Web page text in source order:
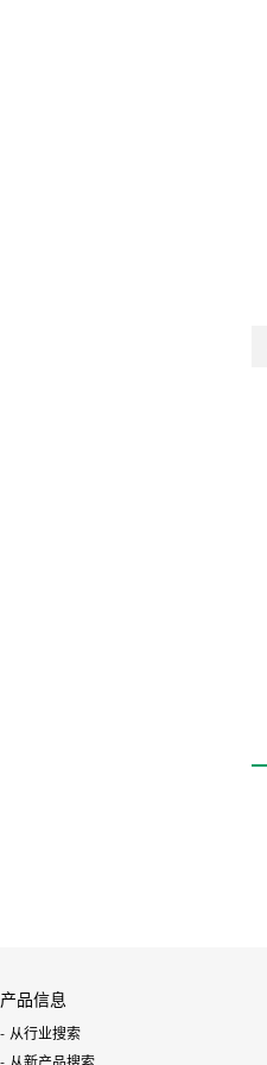
产品信息
从行业搜索